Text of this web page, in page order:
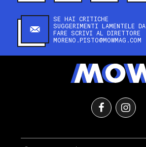
SE HAI CRITICHE
SUGGERIMENTI LAMENTELE DA
FARE SCRIVI AL DIRETTORE
MORENO.PISTO@MOWMAG.COM